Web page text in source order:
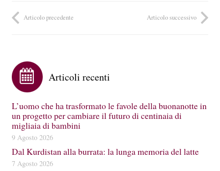
Articolo precedente Articolo successivo
Articoli recenti
L’uomo che ha trasformato le favole della buonanotte in
un progetto per cambiare il futuro di centinaia di
migliaia di bambini
9 Agosto 2026
Dal Kurdistan alla burrata: la lunga memoria del latte
7 Agosto 2026